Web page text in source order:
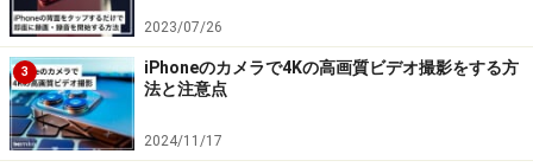
「動画」も認識対象に加わりました。再生を一時停止す
ることで、表示されているフレームのテキストを認識さ
れるとのこと。
2023/07/26
3
iPhoneのカメラで4Kの高画質ビデオ撮影をする方
法と注意点
2024/11/17